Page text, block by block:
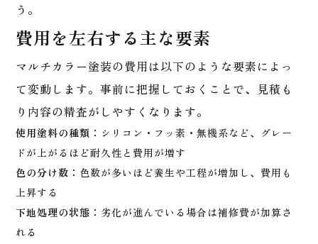
う。
費用を左右する主な要素
マルチカラー塗装の費用は以下のような要素によっ
て変動します。事前に把握しておくことで、見積も
り内容の精査がしやすくなります。
使用塗料の種類： シリコン・フッ素・無機系など、グレー
ドが上がるほど耐久性と費用が増す
色の分け数： 色数が多いほど養生や工程が増加し、費用も
上昇する
下地処理の状態： 劣化が進んでいる場合は補修費が加算さ
れる